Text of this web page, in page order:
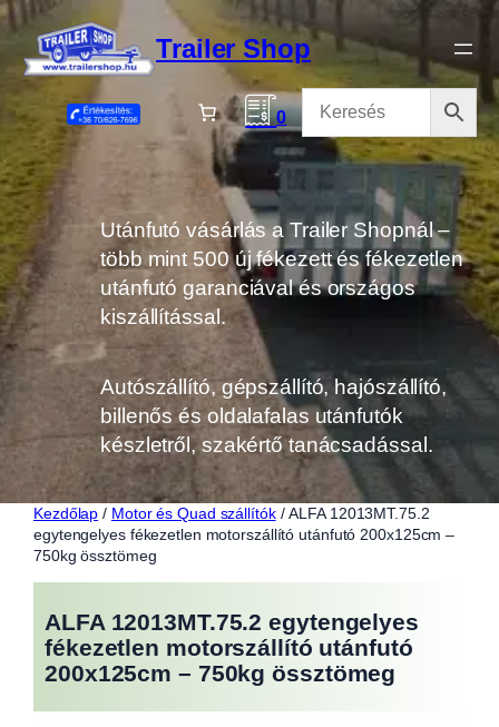
Ugrás
tartalomhoz
Trailer Shop
0
Utánfutó vásárlás a Trailer Shopnál –
több mint 500 új fékezett és fékezetlen
utánfutó garanciával és országos
kiszállítással.
Autószállító, gépszállító, hajószállító,
billenős és oldalafalas utánfutók
készletről, szakértő tanácsadással.
Kezdőlap / Motor és Quad szállítók/ ALFA 12013MT.75.2
egytengelyes fékezetlen motorszállító utánfutó 200x125cm –
750kg össztömeg
ALFA 12013MT.75.2 egytengelyes
fékezetlen motorszállító utánfutó
200x125cm – 750kg össztömeg